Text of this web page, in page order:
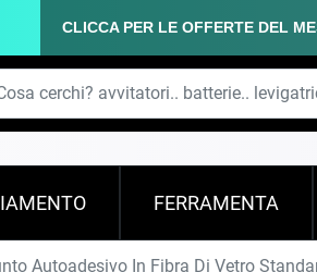
CLICCA PER LE OFFERTE DEL
FERRAMENTA
Autoadesivo In Fibra Di Vetro